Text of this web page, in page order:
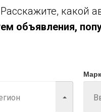
Расскажите, какой
объявления,